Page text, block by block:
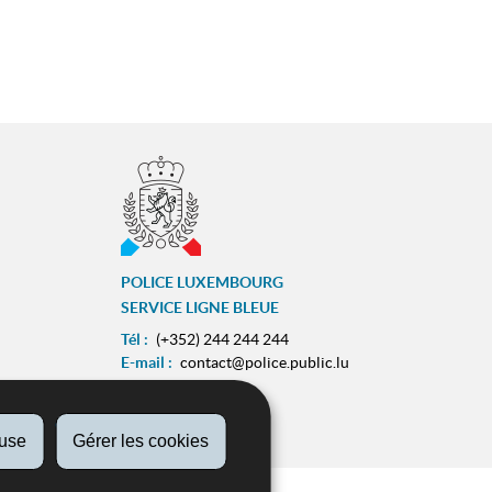
Gérer les cookies
POLICE LUXEMBOURG
SERVICE LIGNE BLEUE
Tél : (+352) 244 244 244
E-mail : contact@police.public.lu
ZESUMME FIR IECH